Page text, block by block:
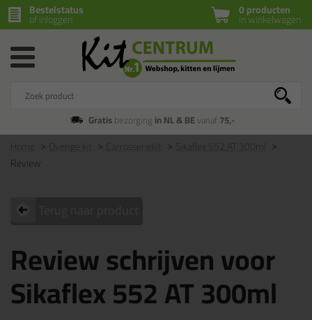
0 producten
in winkelwagen
Bestelstatus
of inloggen
Gratisbezorging in NL & BEvanaf75,-
Sikaflex 552 AT 300ml
Review
Review schrijven voor
Sikaflex 552 AT 300ml